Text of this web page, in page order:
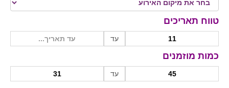
שירות אישי בקליק
טווח תאריכים
עד
כמות מוזמנים
עד